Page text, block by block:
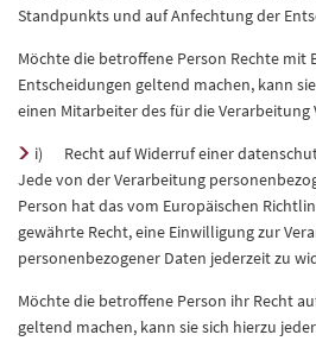
Standpunkts und auf Anfechtung der
Möchte die betroffene Person Rechte mit
Entscheidungen geltend machen, kann
einen Mitarbeiter des für die
i) Recht auf Widerruf einer
Jede von der Verarbeitung
Person hat das vom Europäischen
gewährte Recht, eine Einwilligung zur
personenbezogener Daten jederzeit zu
Möchte die betroffene Person ihr Recht
geltend machen, kann sie sich hierzu